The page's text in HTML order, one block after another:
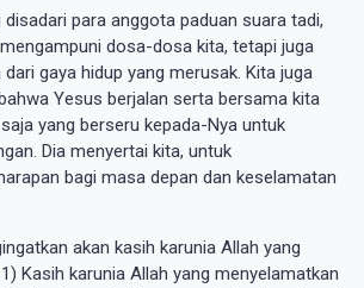
disadari para anggota paduan suara tadi,
dosa-dosa kita, tetapi juga
gaya hidup yang merusak. Kita juga
Yesus berjalan serta bersama kita
yang berseru kepada-Nya untuk
Dia menyertai kita, untuk
bagi masa depan dan keselamatan
akan kasih karunia Allah yang
Kasih karunia Allah yang menyelamatkan